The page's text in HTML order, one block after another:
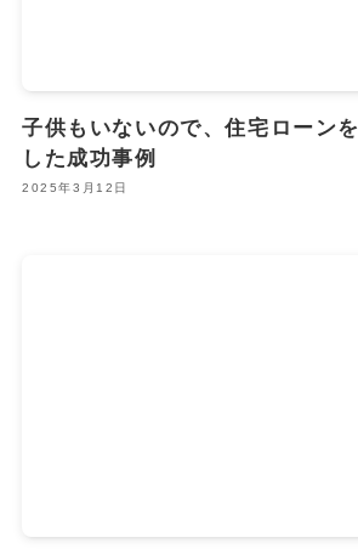
子供もいないので、住宅ローン
した成功事例
2025年3月12日